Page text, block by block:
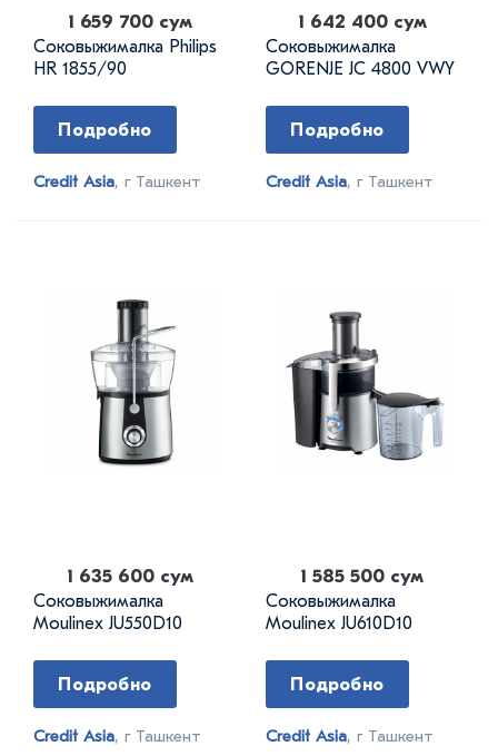
1 659 700 сум
Соковыжималка Philips
HR 1855/90
Подробно
Credit Asia, г Ташкент
1 642 400 сум
Соковыжималка
GORENJE JC 4800 VWY
Подробно
Credit Asia, г Ташкент
1 635 600 сум
Соковыжималка
Moulinex JU550D10
Подробно
Credit Asia, г Ташкент
1 585 500 сум
Соковыжималка
Moulinex JU610D10
Подробно
Credit Asia, г Ташкент